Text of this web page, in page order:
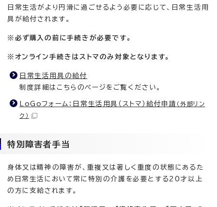
日常生活がより円滑に過ごせるよう必要に応じて、日常生活用
具が給付されます。
※必ず購入の前に手続きが必要です。
※オンライン手続きはストマのみ対象となります。
日常生活用具の給付
制度詳細はこちらのページをご覧ください。
LoGoフォーム：日常生活用具（ストマ）給付申請 （外部リン
ク）
特別障害者手当
身体又は精神の障害が、重複又は著しく重度の状態にあるた
め日常生活において常に特別の介護を必要とする20才以上
の方に支給されます。